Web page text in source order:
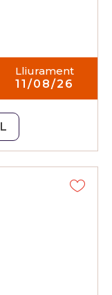
Lliurament
11/08/26